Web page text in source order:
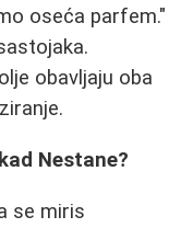
oseća parfem."
obavljaju oba
Nestane?
se miris